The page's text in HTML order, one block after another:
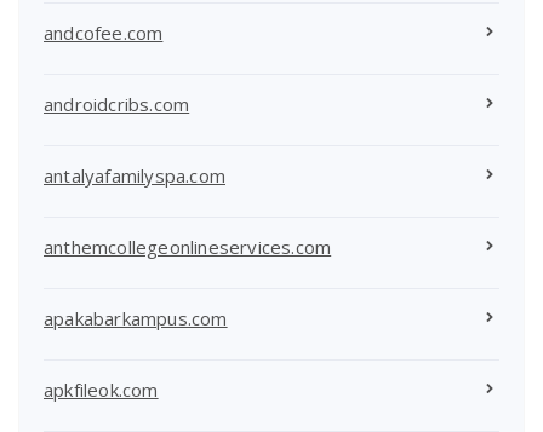
andcofee.com
androidcribs.com
antalyafamilyspa.com
anthemcollegeonlineservices.com
apakabarkampus.com
apkfileok.com